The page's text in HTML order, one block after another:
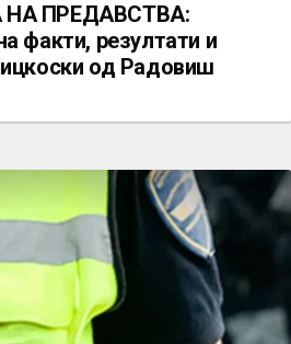
ПРЕДАВСТВА:
факти, резултати и
од Радовиш